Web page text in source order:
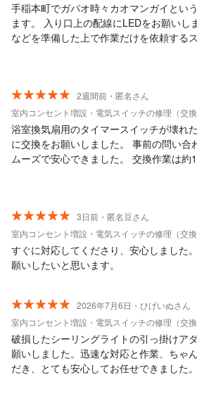
手稲本町でガパオ時々カオマンガイとい
ます。 入り口上の配線にLEDをお願いしました。 当方
などを準備した上で作業だけを依頼する
2週間前・匿名さん
室内コンセント増設・電気スイッチの修理（交換
浴室換気扇用のタイマースイッチが壊れ
に交換をお願いしました。 事前の問い合
ムーズで安心できました。 交換作業は約
丁寧でした。 また機会があればお願い
3日前・匿名豆さん
室内コンセント増設・電気スイッチの修理（交換
すぐに対応してくださり、安心しました
願いしたいと思います。
2026年7月6日・ひげいぬさん
室内コンセント増設・電気スイッチの修理（交換
破損したシーリングライトの引っ掛けア
願いしました。迅速な対応と作業、ちゃ
だき、とても安心してお任せできました